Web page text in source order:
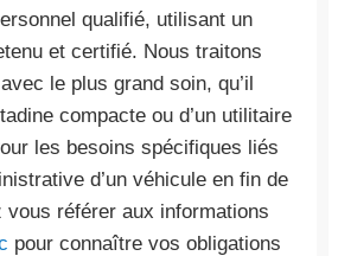
qualifié, utilisant un
et certifié. Nous traitons
le plus grand soin, qu’il
compacte ou d’un utilitaire
les besoins spécifiques liés
d’un véhicule en fin de
vous référer aux informations
pour connaître vos obligations